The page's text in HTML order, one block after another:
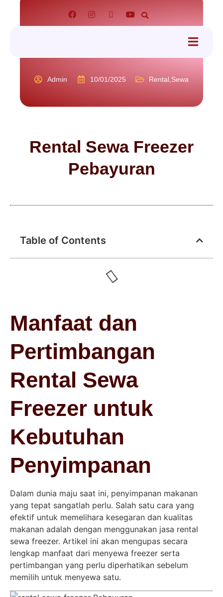
Admin 10/01/2025 Rental Sewa
Rental Sewa Freezer
Pebayuran
Table of Contents
Manfaat dan
Pertimbangan
Rental Sewa
Freezer untuk
Kebutuhan
Penyimpanan
Dalam dunia maju saat ini, penyimpanan makanan
yang tepat sangatlah perlu. Salah satu cara yang
efektif untuk memelihara kesegaran dan kualitas
makanan adalah dengan menggunakan jasa rental
sewa freezer. Artikel ini akan mengupas secara
lengkap manfaat dari menyewa freezer serta
pertimbangan yang perlu diperhatikan sebelum
memilih untuk menyewa satu.